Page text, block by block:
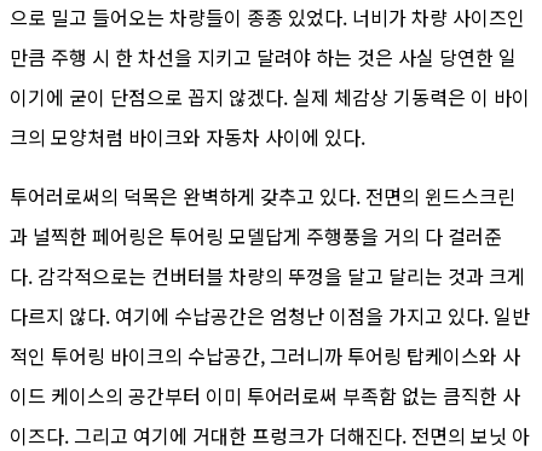
으로 밀고 들어오는 차량들이 종종 있었다. 너비가 차량 사이즈인
만큼 주행 시 한 차선을 지키고 달려야 하는 것은 사실 당연한 일
이기에 굳이 단점으로 꼽지 않겠다. 실제 체감상 기동력은 이 바이
크의 모양처럼 바이크와 자동차 사이에 있다.
투어러로써의 덕목은 완벽하게 갖추고 있다. 전면의 윈드스크린
과 널찍한 페어링은 투어링 모델답게 주행풍을 거의 다 걸러준
다. 감각적으로는 컨버터블 차량의 뚜껑을 달고 달리는 것과 크게
다르지 않다. 여기에 수납공간은 엄청난 이점을 가지고 있다. 일반
적인 투어링 바이크의 수납공간, 그러니까 투어링 탑케이스와 사
이드 케이스의 공간부터 이미 투어러로써 부족함 없는 큼직한 사
이즈다. 그리고 여기에 거대한 프렁크가 더해진다. 전면의 보닛 아